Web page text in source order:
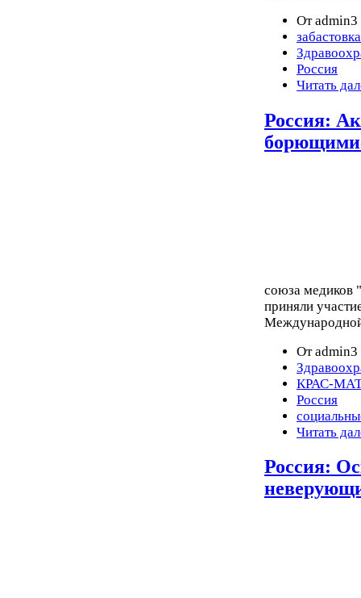
От
забастовка
Россия
Читать
Россия:
союза медиков
приняли
От
КРАС-
Россия
Читать
Россия: